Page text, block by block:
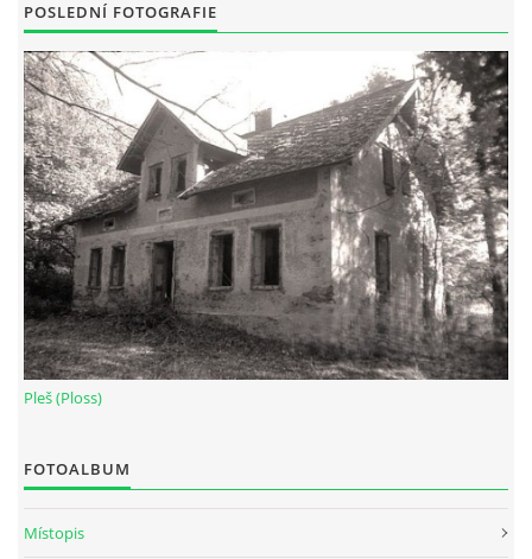
POSLEDNÍ FOTOGRAFIE
Pleš (Ploss)
FOTOALBUM
Místopis